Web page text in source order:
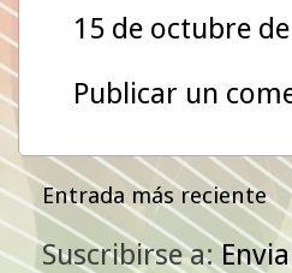
15 de octubre
Publicar un
Entrada más reciente
Suscribirse a: